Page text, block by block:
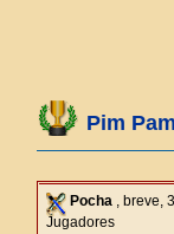
Pim
Pocha , breve, 3
Jugadores